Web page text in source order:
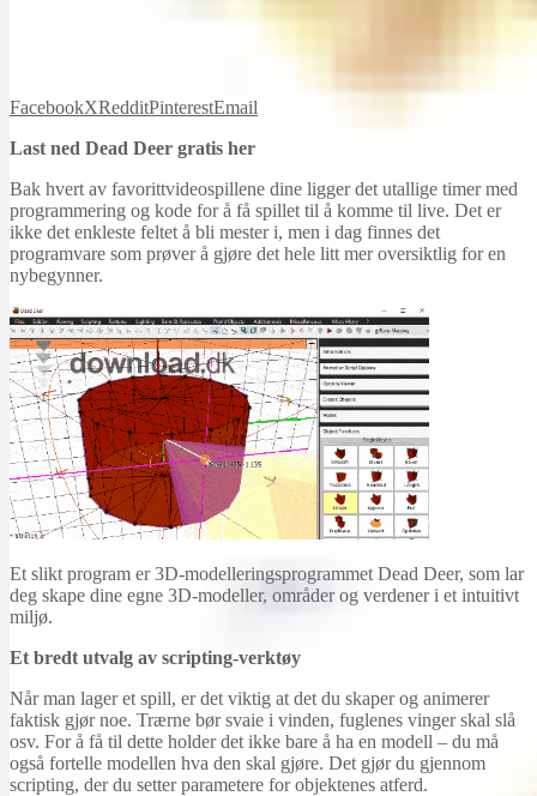
FacebookXRedditPinterestEmail
Last ned Dead Deer gratis her
Bak hvert av favorittvideospillene dine ligger det utallige timer med
programmering og kode for å få spillet til å komme til live. Det er
ikke det enkleste feltet å bli mester i, men i dag finnes det
programvare som prøver å gjøre det hele litt mer oversiktlig for en
nybegynner.
Et slikt program er 3D-modelleringsprogrammet Dead Deer, som lar
deg skape dine egne 3D-modeller, områder og verdener i et intuitivt
miljø.
Et bredt utvalg av scripting-verktøy
Når man lager et spill, er det viktig at det du skaper og animerer
faktisk gjør noe. Trærne bør svaie i vinden, fuglenes vinger skal slå
osv. For å få til dette holder det ikke bare å ha en modell – du må
også fortelle modellen hva den skal gjøre. Det gjør du gjennom
scripting, der du setter parametere for objektenes atferd.